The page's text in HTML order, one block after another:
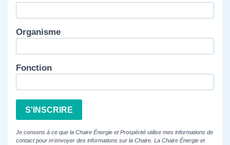
Organisme
Fonction
S'INSCRIRE
Je consens à ce que la Chaire Énergie et Prospérité utilise mes informations de
contact pour m'envoyer des informations sur la Chaire. La Chaire Énergie et